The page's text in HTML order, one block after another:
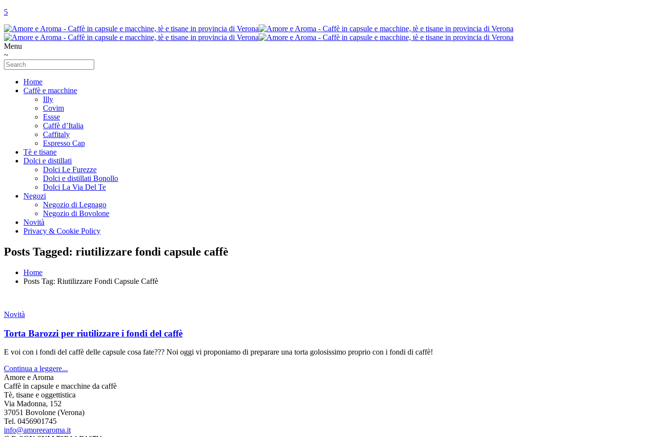
Menu
Home
Caffè e macchine
Illy
Covim
Essse
Caffè d’Italia
Caffitaly
Espresso Cap
Tè e tisane
Dolci e distillati
Dolci Le Furezze
Dolci e distillati Bonollo
Dolci La Via Del Te
Negozi
Negozio di Legnago
Negozio di Bovolone
Novità
Privacy & Cookie Policy
Posts Tagged: riutilizzare fondi capsule caffè
Home
Posts Tag: Riutilizzare Fondi Capsule Caffè
Novità
Torta Barozzi per riutilizzare i fondi del caffè
E voi con i fondi del caffè delle capsule cosa fate??? Noi oggi vi proponiamo di preparare una torta golosissimo proprio con i fondi di caffè!
Continua a leggere...
Amore e Aroma
Caffè in capsule e macchine da caffè
Tè, tisane e oggettistica
Via Madonna, 152
37051 Bovolone (Verona)
Tel. 0456901745
info@amoreearoma.it